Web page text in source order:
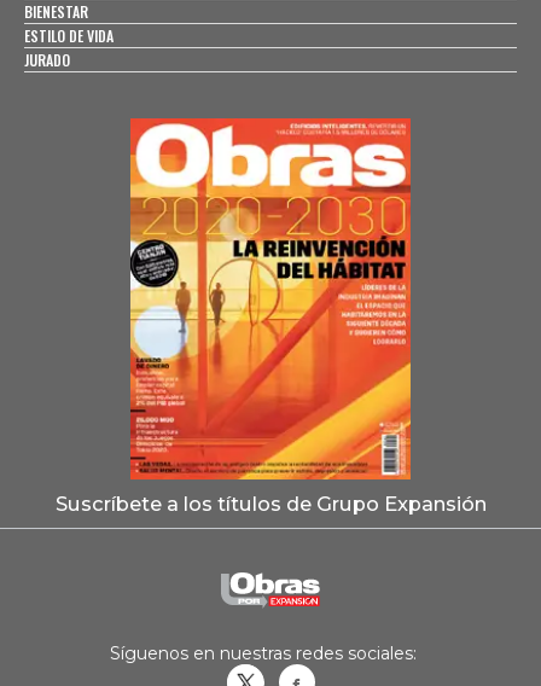
BIENESTAR
ESTILO DE VIDA
JURADO
Suscríbete a los títulos de Grupo Expansión
Síguenos en nuestras redes sociales: